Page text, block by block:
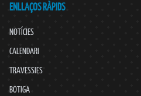
ENLLAÇOS RÀPIDS
NOTÍCIES
CALENDARI
TRAVESSIES
BOTIGA